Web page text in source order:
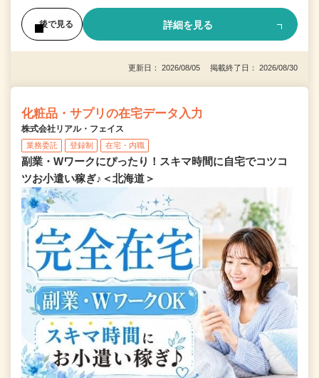
後で見る 詳細を見る
更新日： 2026/08/05 掲載終了日： 2026/08/30
化粧品・サプリの在宅データ入力
株式会社リアル・フェイス
業務委託 登録制 在宅・内職
副業・Wワークにぴったり！スキマ時間に自宅でコツコ
ツお小遣い稼ぎ♪＜北海道＞